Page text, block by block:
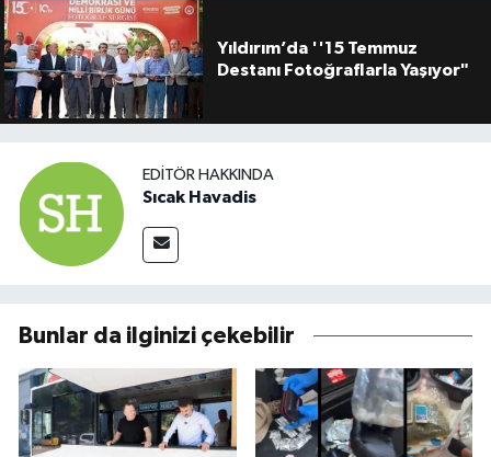
Yıldırım’da ''15 Temmuz
Destanı Fotoğraflarla Yaşıyor"
EDITÖR HAKKINDA
Sıcak Havadis
Bunlar da ilginizi çekebilir